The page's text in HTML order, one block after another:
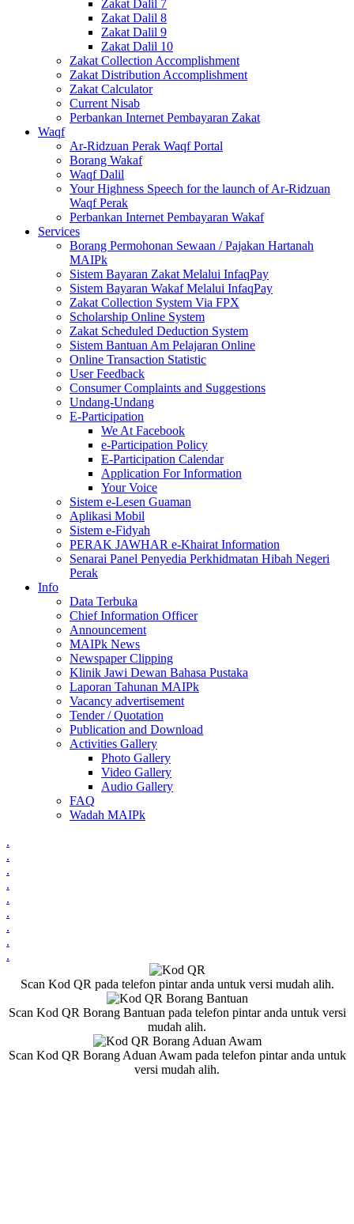
Zakat Dalil 7
Zakat Dalil 8
Zakat Dalil 9
Zakat Dalil 10
Zakat Collection Accomplishment
Zakat Distribution Accomplishment
Zakat Calculator
Current Nisab
Perbankan Internet Pembayaran Zakat
Waqf
Ar-Ridzuan Perak Waqf Portal
Borang Wakaf
Waqf Dalil
Your Highness Speech for the launch of Ar-Ridzuan
Waqf Perak
Perbankan Internet Pembayaran Wakaf
Services
Borang Permohonan Sewaan / Pajakan Hartanah
MAIPk
Sistem Bayaran Zakat Melalui InfaqPay
Sistem Bayaran Wakaf Melalui InfaqPay
Zakat Collection System Via FPX
Scholarship Online System
Zakat Scheduled Deduction System
Sistem Bantuan Am Pelajaran Online
Online Transaction Statistic
User Feedback
Consumer Complaints and Suggestions
Undang-Undang
E-Participation
We At Facebook
e-Participation Policy
E-Participation Calendar
Application For Information
Your Voice
Sistem e-Lesen Guaman
Aplikasi Mobil
Sistem e-Fidyah
PERAK JAWHAR e-Khairat Information
Senarai Panel Penyedia Perkhidmatan Hibah Negeri
Perak
Info
Data Terbuka
Chief Information Officer
Announcement
MAIPk News
Newspaper Clipping
Klinik Jawi Dewan Bahasa Pustaka
Laporan Tahunan MAIPk
Vacancy advertisement
Tender / Quotation
Publication and Download
Activities Gallery
Photo Gallery
Video Gallery
Audio Gallery
FAQ
Wadah MAIPk
.
.
.
.
.
.
.
.
.
Scan Kod QR pada telefon pintar anda untuk versi mudah alih.
Scan Kod QR Borang Bantuan pada telefon pintar anda untuk versi
mudah alih.
Scan Kod QR Borang Aduan Awam pada telefon pintar anda untuk
versi mudah alih.